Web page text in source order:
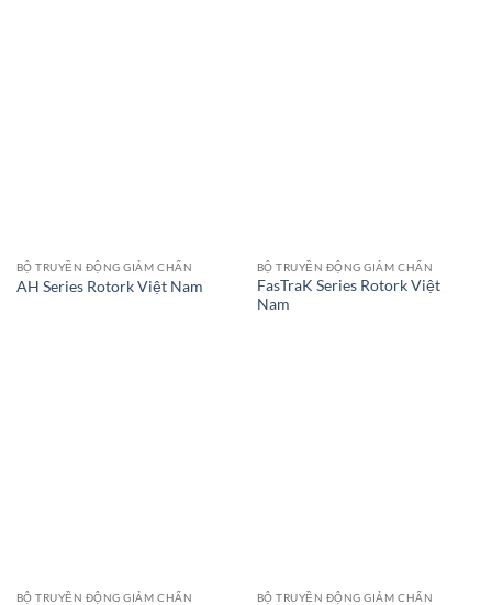
BỘ TRUYỀN ĐỘNG GIẢM CHẤN
AH Series Rotork Việt Nam
BỘ TRUYỀN ĐỘNG GIẢM CHẤN
FasTraK Series Rotork Việt
Nam
BỘ TRUYỀN ĐỘNG GIẢM CHẤN BỘ TRUYỀN ĐỘNG GIẢM CHẤN